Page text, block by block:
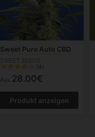
Sweet Pure Auto CBD
(4)
Aus 28.00€
Produkt anzeigen